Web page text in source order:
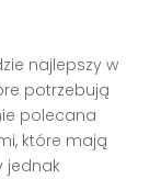
najlepszy w
potrzebują
polecana
które mają
jednak